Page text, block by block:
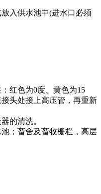
入供水池中(进水口必须
红色为0度、黄色为15
头处接上高压管，再重新
的清洗。
；畜舍及畜牧栅栏，高层